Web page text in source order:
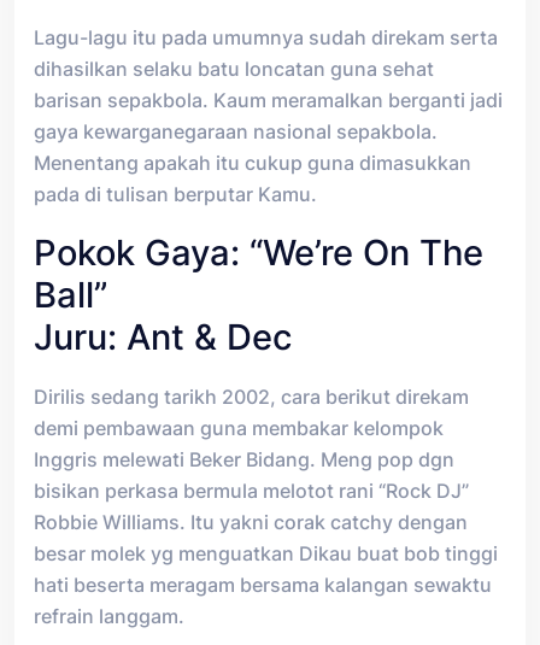
Lagu-lagu itu pada umumnya sudah direkam serta
dihasilkan selaku batu loncatan guna sehat
barisan sepakbola. Kaum meramalkan berganti jadi
gaya kewarganegaraan nasional sepakbola.
Menentang apakah itu cukup guna dimasukkan
pada di tulisan berputar Kamu.
Pokok Gaya: “We’re On The
Ball”
Juru: Ant & Dec
Dirilis sedang tarikh 2002, cara berikut direkam
demi pembawaan guna membakar kelompok
Inggris melewati Beker Bidang. Meng pop dgn
bisikan perkasa bermula melotot rani “Rock DJ”
Robbie Williams. Itu yakni corak catchy dengan
besar molek yg menguatkan Dikau buat bob tinggi
hati beserta meragam bersama kalangan sewaktu
refrain langgam.